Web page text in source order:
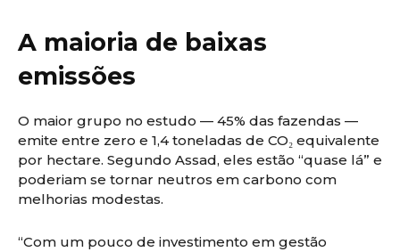
A maioria de baixas
emissões
O maior grupo no estudo — 45% das fazendas —
emite entre zero e 1,4 toneladas de CO₂ equivalente
por hectare. Segundo Assad, eles estão “quase lá” e
poderiam se tornar neutros em carbono com
melhorias modestas.
“Com um pouco de investimento em gestão